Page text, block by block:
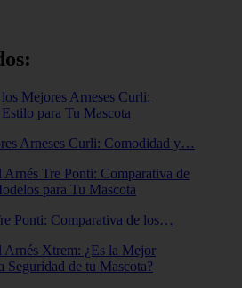
Arneses Curli: Comodidad y…
Ponti: Comparativa de los…